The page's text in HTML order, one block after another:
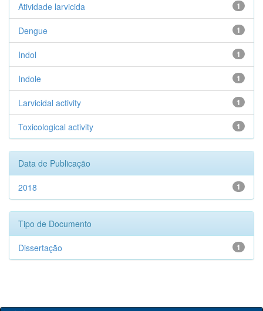
1
Atividade larvicida
1
Dengue
1
Indol
1
Indole
1
Larvicidal activity
1
Toxicological activity
Data de Publicação
1
2018
Tipo de Documento
1
Dissertação